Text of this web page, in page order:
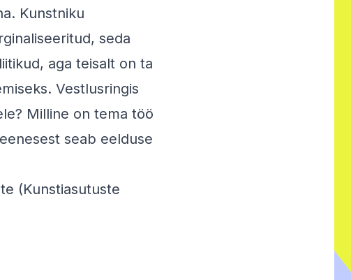
Kunstniku
seda
aga teisalt on ta
Vestlusringis
Milline on tema töö
seab eelduse
(Kunstiasutuste